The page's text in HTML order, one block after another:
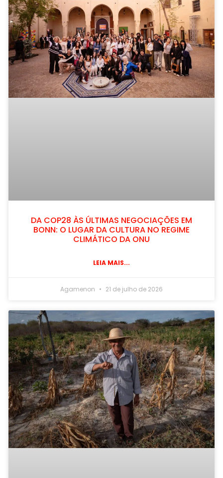
DA COP28 ÀS ÚLTIMAS NEGOCIAÇÕES EM
BONN: O LUGAR DA CULTURA NO REGIME
CLIMÁTICO DA ONU
LEIA MAIS...
Agamenon 21 de julho de 2026